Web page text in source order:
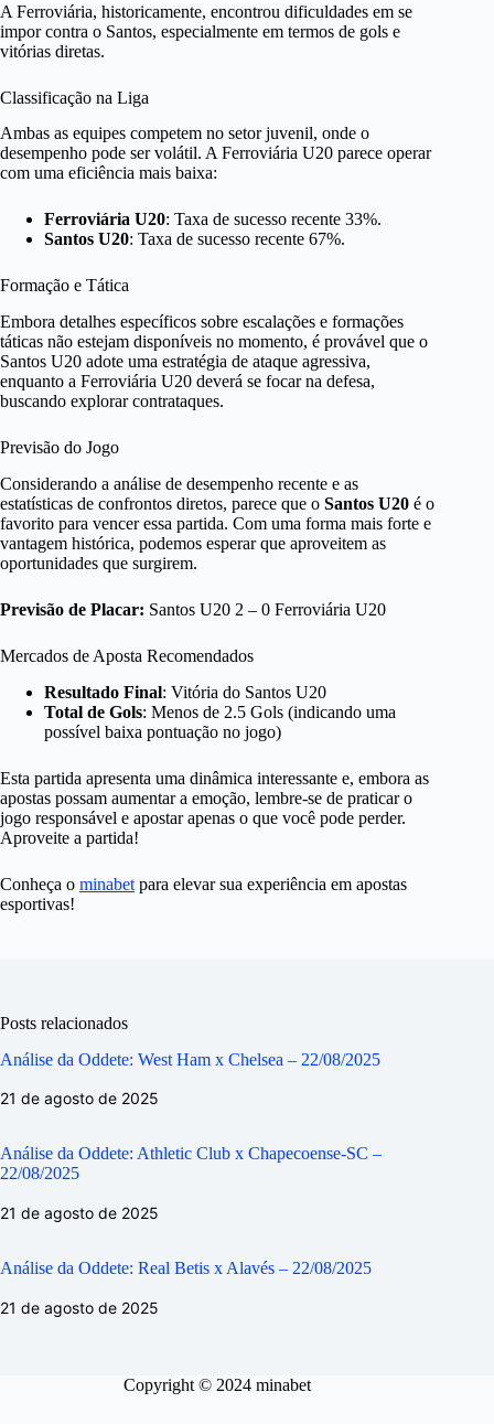
A Ferroviária, historicamente, encontrou dificuldades em se
impor contra o Santos, especialmente em termos de gols e
vitórias diretas.
Classificação na Liga
Ambas as equipes competem no setor juvenil, onde o
desempenho pode ser volátil. A Ferroviária U20 parece operar
com uma eficiência mais baixa:
Ferroviária U20: Taxa de sucesso recente 33%.
Santos U20: Taxa de sucesso recente 67%.
Formação e Tática
Embora detalhes específicos sobre escalações e formações
táticas não estejam disponíveis no momento, é provável que o
Santos U20 adote uma estratégia de ataque agressiva,
enquanto a Ferroviária U20 deverá se focar na defesa,
buscando explorar contrataques.
Previsão do Jogo
Considerando a análise de desempenho recente e as
estatísticas de confrontos diretos, parece que o Santos U20 é o
favorito para vencer essa partida. Com uma forma mais forte e
vantagem histórica, podemos esperar que aproveitem as
oportunidades que surgirem.
Previsão de Placar: Santos U20 2 – 0 Ferroviária U20
Mercados de Aposta Recomendados
Resultado Final: Vitória do Santos U20
Total de Gols: Menos de 2.5 Gols (indicando uma
possível baixa pontuação no jogo)
Esta partida apresenta uma dinâmica interessante e, embora as
apostas possam aumentar a emoção, lembre-se de praticar o
jogo responsável e apostar apenas o que você pode perder.
Aproveite a partida!
Conheça o minabet para elevar sua experiência em apostas
esportivas!
Posts relacionados
Análise da Oddete: West Ham x Chelsea – 22/08/2025
21 de agosto de 2025
Análise da Oddete: Athletic Club x Chapecoense-SC –
22/08/2025
21 de agosto de 2025
Análise da Oddete: Real Betis x Alavés – 22/08/2025
21 de agosto de 2025
Copyright © 2024 minabet